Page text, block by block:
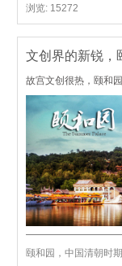
浏览: 15272
文创界的新锐，
故宫文创很热，颐和
颐和园，中国清朝时